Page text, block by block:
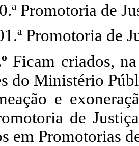
Promotoria de
Promotoria de
Ficam criados,
do Ministério
e
de
em Promotorias